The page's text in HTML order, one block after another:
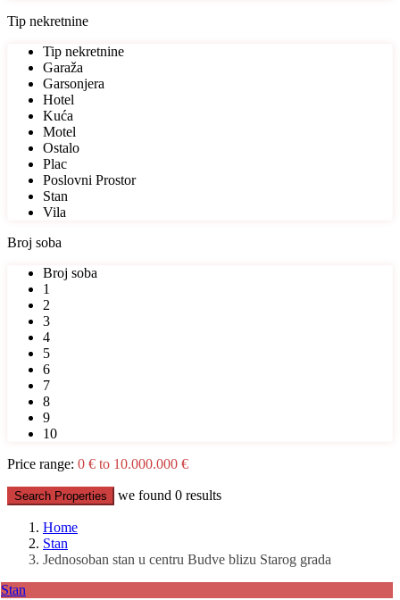
Tip nekretnine
Tip nekretnine
Garaža
Garsonjera
Hotel
Kuća
Motel
Ostalo
Plac
Poslovni Prostor
Stan
Vila
Broj soba
Broj soba
1
2
3
4
5
6
7
8
9
10
Price range: 0 € to 10.000.000 €
Search Properties we found 0 results
Home
Stan
Jednosoban stan u centru Budve blizu Starog grada
Stan